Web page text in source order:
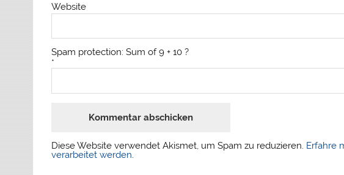
Website
Spam protection: Sum of 9 + 10 ?
*
Diese Website verwendet Akismet, um Spam zu reduzieren. Erfahre
verarbeitet werden.